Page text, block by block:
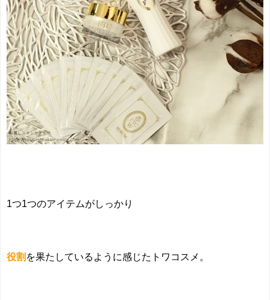
1つ1つのアイテムがしっかり
役割 を果たしているように感じたトワコスメ。